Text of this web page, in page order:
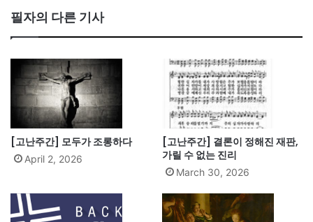
필자의 다른 기사
[고난주간] 모두가 조롱하다
April 2, 2026
[고난주간] 결론이 정해진 재판,
가릴 수 없는 진리
March 30, 2026